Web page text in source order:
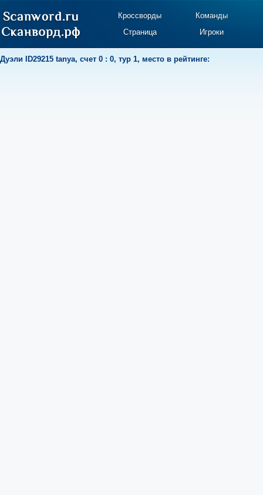
Кроссворды
Команды
Страница
Игроки
Дуэли ID29215 tanya, счет 0 : 0, тур 1, место в рейтинге: